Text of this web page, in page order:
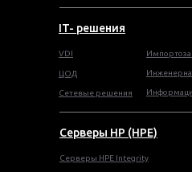
Серверы HP (HPE)
Серверы HPE Integrity
VDI
ЦОД
Сетевые решения
IT- решения